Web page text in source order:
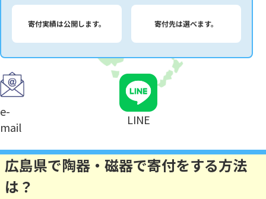
寄付実績は公開します。 寄付先は選べます。
e-
mail
LINE
広島県で陶器・磁器で寄付をする方法
は？